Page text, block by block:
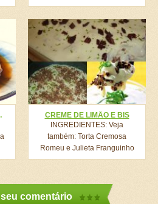
CREME DE LIMÃO E BIS
INGREDIENTES: Veja
também: Torta Cremosa
Romeu e Julieta Franguinho
Crocante Mais Fácil...
seu comentário